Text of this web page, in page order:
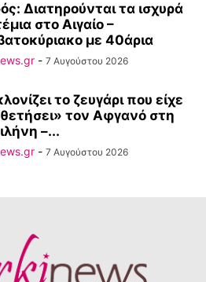
Διατηρούνται τα ισχυρά
στο Αιγαίο –
με 40άρια
- 7 Αυγούστου 2026
το ζευγάρι που είχε
τον Αφγανό στη
–...
- 7 Αυγούστου 2026